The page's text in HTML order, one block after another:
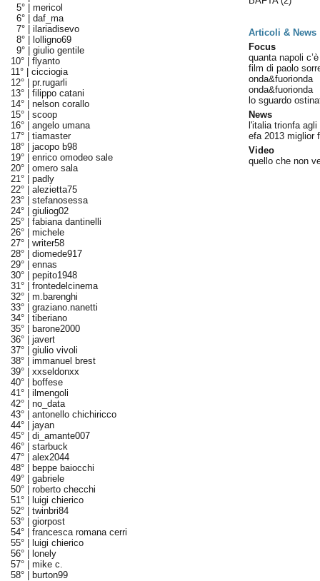
5° | mericol
6° | daf_ma
7° | ilariadisevo
8° |
lolligno69
9° | giulio gentile
10° | flyanto
11° | cicciogia
12° | pr.rugarli
13° | filippo catani
14° | nelson corallo
15° | scoop
16° | angelo umana
17° | tiamaster
18° | jacopo b98
19° | enrico omodeo sale
20° | omero sala
21° | padly
22° | alezietta75
23° | stefanosessa
24° | giuliog02
25° | fabiana dantinelli
26° | michele
27° | writer58
28° | diomede917
29° | ennas
30° | pepito1948
31° | frontedelcinema
32° | m.barenghi
33° | graziano.nanetti
34° | tiberiano
35° |
barone2000
36° | javert
37° | giulio vivoli
38° | immanuel brest
39° | xxseldonxx
40° |
boffese
41° | ilmengoli
42° | no_data
43° | antonello chichiricco
44° | jayan
45° | di_amante007
46° | starbuck
47° | alex2044
48° |
beppe baiocchi
49° | gabriele
50° | roberto checchi
51° |
luigi chierico
52° | twinbri84
53° | giorpost
54° | francesca romana cerri
55° |
luigi chierico
56° |
lonely
57° | mike c.
58° |
burton99
Articoli & News
Focus
quanta napoli
film di paolo
onda&fuorionda
onda&fuorionda
lo sguardo
News
l'italia trionfa agli
efa 2013 miglior
Video
quello che non